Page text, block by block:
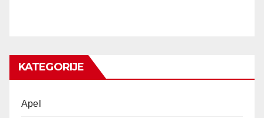
KATEGORIJE
Apel